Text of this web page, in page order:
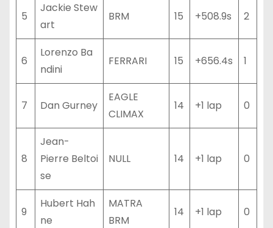
5
Jackie Stew
art
BRM 15 +508.9s 2
6
Lorenzo Ba
ndini
FERRARI 15 +656.4s 1
7 Dan Gurney
EAGLE
CLIMAX
14 +1 lap 0
8
Jean-
Pierre Beltoi
se
NULL 14 +1 lap 0
9
Hubert Hah
ne
MATRA
BRM
14 +1 lap 0